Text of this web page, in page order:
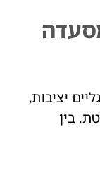
יציבות,
בין